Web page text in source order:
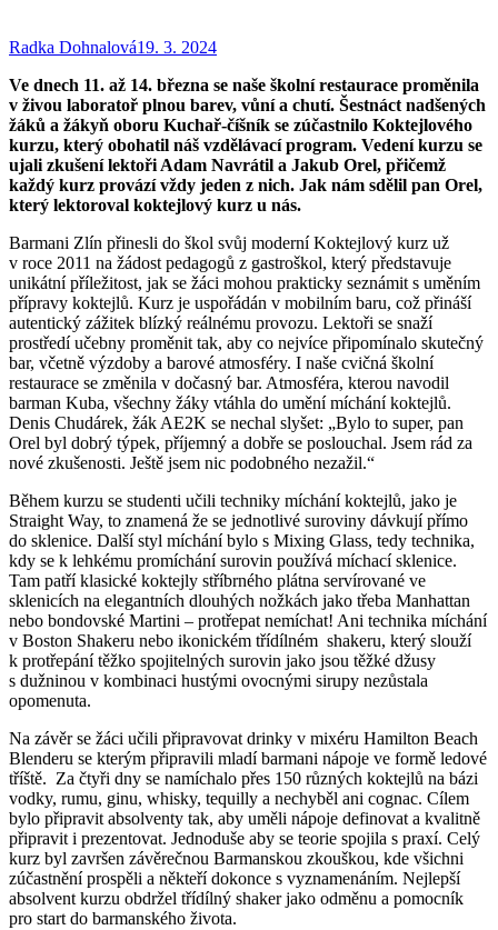
Radka Dohnalová19. 3. 2024
Ve dnech 11. až 14. března se naše školní restaurace proměnila
v živou laboratoř plnou barev, vůní a chutí. Šestnáct nadšených
žáků a žákyň oboru Kuchař-číšník se zúčastnilo Koktejlového
kurzu, který obohatil náš vzdělávací program. Vedení kurzu se
ujali zkušení lektoři Adam Navrátil a Jakub Orel, přičemž
každý kurz provází vždy jeden z nich. Jak nám sdělil pan Orel,
který lektoroval koktejlový kurz u nás.
Barmani Zlín přinesli do škol svůj moderní Koktejlový kurz už
v roce 2011 na žádost pedagogů z gastroškol, který představuje
unikátní příležitost, jak se žáci mohou prakticky seznámit s uměním
přípravy koktejlů. Kurz je uspořádán v mobilním baru, což přináší
autentický zážitek blízký reálnému provozu. Lektoři se snaží
prostředí učebny proměnit tak, aby co nejvíce připomínalo skutečný
bar, včetně výzdoby a barové atmosféry. I naše cvičná školní
restaurace se změnila v dočasný bar. Atmosféra, kterou navodil
barman Kuba, všechny žáky vtáhla do umění míchání koktejlů.
Denis Chudárek, žák AE2K se nechal slyšet: „Bylo to super, pan
Orel byl dobrý týpek, příjemný a dobře se poslouchal. Jsem rád za
nové zkušenosti. Ještě jsem nic podobného nezažil.“
Během kurzu se studenti učili techniky míchání koktejlů, jako je
Straight Way, to znamená že se jednotlivé suroviny dávkují přímo
do sklenice. Další styl míchání bylo s Mixing Glass, tedy technika,
kdy se k lehkému promíchání surovin používá míchací sklenice.
Tam patří klasické koktejly stříbrného plátna servírované ve
sklenicích na elegantních dlouhých nožkách jako třeba Manhattan
nebo bondovské Martini – protřepat nemíchat! Ani technika míchání
v Boston Shakeru nebo ikonickém třídílném shakeru, který slouží
k protřepání těžko spojitelných surovin jako jsou těžké džusy
s dužninou v kombinaci hustými ovocnými sirupy nezůstala
opomenuta.
Na závěr se žáci učili připravovat drinky v mixéru Hamilton Beach
Blenderu se kterým připravili mladí barmani nápoje ve formě ledové
tříště. Za čtyři dny se namíchalo přes 150 různých koktejlů na bázi
vodky, rumu, ginu, whisky, tequilly a nechyběl ani cognac. Cílem
bylo připravit absolventy tak, aby uměli nápoje definovat a kvalitně
připravit i prezentovat. Jednoduše aby se teorie spojila s praxí. Celý
kurz byl završen závěrečnou Barmanskou zkouškou, kde všichni
zúčastnění prospěli a někteří dokonce s vyznamenáním. Nejlepší
absolvent kurzu obdržel třídílný shaker jako odměnu a pomocník
pro start do barmanského života.